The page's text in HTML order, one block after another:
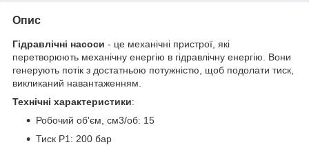
Опис
Гідравлічні насоси - це механічні пристрої, які
перетворюють механічну енергію в гідравлічну енергію. Вони
генерують потік з достатньою потужністю, щоб подолати тиск,
викликаний навантаженням.
Технічні характеристики:
Робочий об'єм, см3/об: 15
Тиск P1: 200 бар